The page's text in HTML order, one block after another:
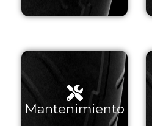
Mantenimiento
Ver
Productos